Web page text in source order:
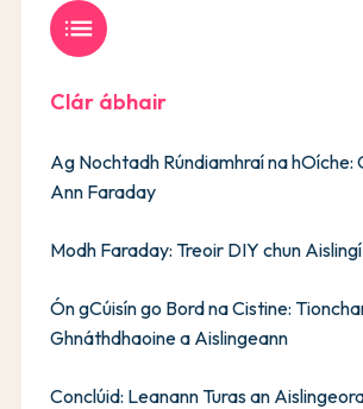
list
Clár ábhair
Ag Nochtadh Rúndiamhraí na hOíche:
Ann Faraday
Modh Faraday: Treoir DIY chun
Ón gCúisín go Bord na Cistine:
Ghnáthdhaoine a Aislingeann
Conclúid: Leanann Turas an